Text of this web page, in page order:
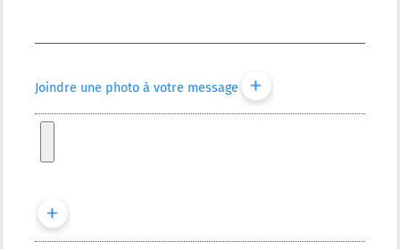
Joindre une photo à votre message